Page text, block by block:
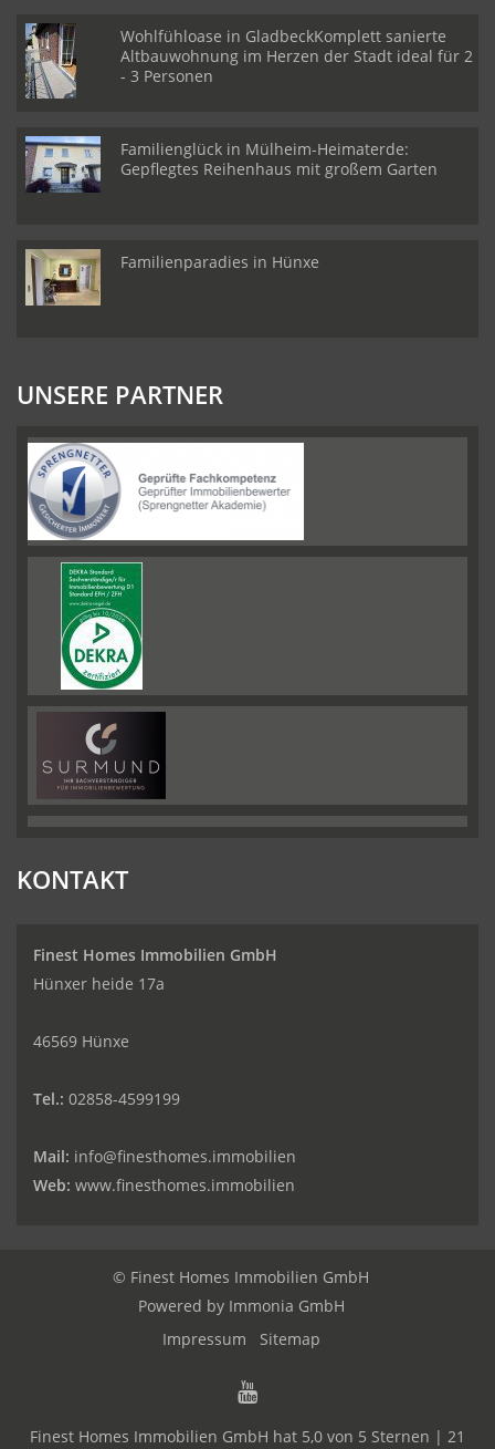
Wohlfühloase in GladbeckKomplett sanierte
Altbauwohnung im Herzen der Stadt ideal für 2
- 3 Personen
Familienglück in Mülheim-Heimaterde:
Gepflegtes Reihenhaus mit großem Garten
Familienparadies in Hünxe
UNSERE PARTNER
KONTAKT
Finest Homes Immobilien GmbH
Hünxer heide 17a
46569 Hünxe
Tel.: 02858-4599199
Mail: info@finesthomes.immobilien
Web: www.finesthomes.immobilien
© Finest Homes Immobilien GmbH
Powered by Immonia GmbH
Impressum
Sitemap
Finest Homes Immobilien GmbH hat 5,0 von 5 Sternen | 21